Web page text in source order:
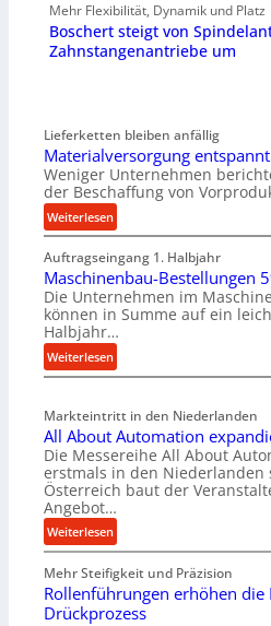
Mehr Flexibilität, Dynamik und Platz
Boschert steigt von
Zahnstangenantriebe um
Lieferketten bleiben anfällig
Materialversorgung
Weniger Unternehmen
der Beschaffung von
Weiterlesen:
M
a
t
e
r
i
a
l
e
r
s
o
u
n
g
e
Auftragseingang 1. Halbjahr
Maschinenbau-Bestellungen
Die Unternehmen im
können in Summe auf ein
Halbjahr…
Weiterlesen:
M
s
c
h
i
n
e
n
a
u
Markteintritt in den Niederlanden
All About Automation
Die Messereihe All About
erstmals in den Niederlanden
Österreich baut der
Angebot…
Weiterlesen:
A
l
l
A
Mehr Steifigkeit und Präzision
Rollenführungen erhöhen die
Drückprozess